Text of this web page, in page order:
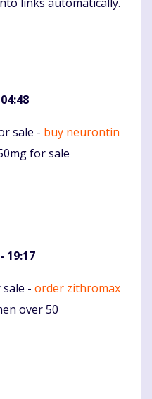
sale - buy neurontin
for sale
19:17
- order zithromax
over 50